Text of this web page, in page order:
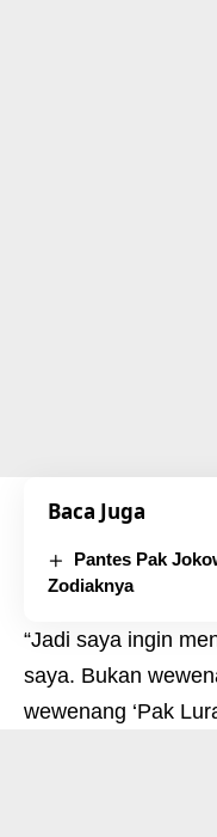
Baca Juga
Pantes Pak
Zodiaknya
“Jadi saya ingin
saya. Bukan
wewenang ‘Pak